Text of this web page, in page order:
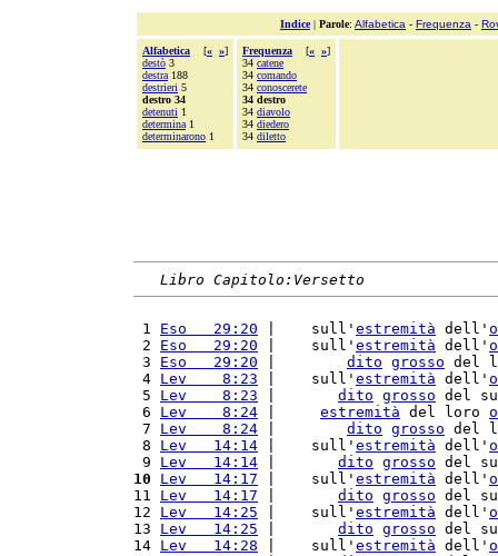
Indice| Parole: Alfabetica - Frequenza -
Alfabetica [« »]
destò 3
destra 188
destrieri 5
destro 34
detenuti 1
determina 1
determinarono 1
Frequenza [« »]
34 catene
34 comando
34 conoscerete
34 destro
34 diavolo
34 diedero
34 diletto
Libro Capitolo:Versetto
1 Eso   29:20 |    sull' estremità dell'
2 Eso   29:20 |    sull' estremità dell'
3 Eso   29:20 dito grosso del
4 Lev    8:23 |    sull' estremità dell'
5 Lev    8:23 dito grosso del
6 Lev    8:24 estremità del loro
7 Lev    8:24 dito grosso del
8 Lev   14:14 |    sull' estremità dell'
9 Lev   14:14 dito grosso del
10
Lev   14:17 |    sull' estremità dell'
11 Lev   14:17 dito grosso del
12 Lev   14:25 |    sull' estremità dell'
13 Lev   14:25 dito grosso del
14 Lev   14:28 |    sull' estremità dell'